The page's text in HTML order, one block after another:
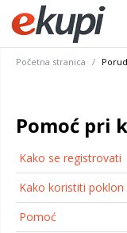
Početna stranica
Pomoć pri
Kako se registrovati
Kako koristiti
Pomoć